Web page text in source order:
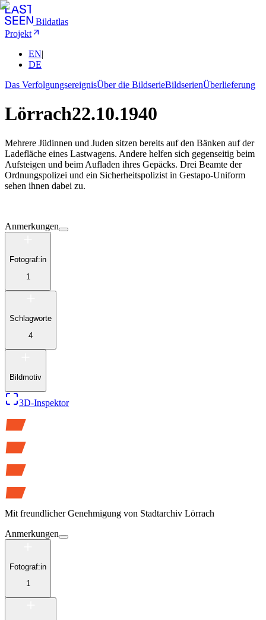
Bildatlas
Projekt
EN|
DE
Das VerfolgungsereignisÜber die BildserieBildserienÜberlieferung
Lörrach22.10.1940
Mehrere Jüdinnen und Juden sitzen bereits auf den Bänken auf der
Ladefläche eines Lastwagens. Andere helfen sich gegenseitig beim
Aufsteigen und beim Aufladen ihres Gepäcks. Drei Beamte der
Ordnungspolizei und ein Sicherheitspolizist in Gestapo-Uniform
sehen ihnen dabei zu.
Anmerkungen
Fotograf:in
1
Schlagworte
4
Bildmotiv
3D-Inspektor
Mit freundlicher Genehmigung von Stadtarchiv Lörrach
Anmerkungen
Fotograf:in
1